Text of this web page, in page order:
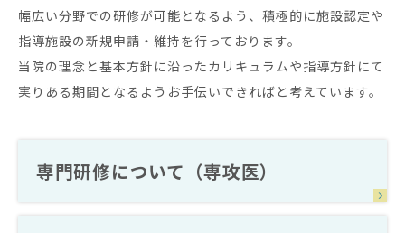
幅広い分野での研修が可能となるよう、積極的に施設認定や
指導施設の新規申請・維持を行っております。
当院の理念と基本方針に沿ったカリキュラムや指導方針にて
実りある期間となるようお手伝いできればと考えています。
専門研修について（専攻医）